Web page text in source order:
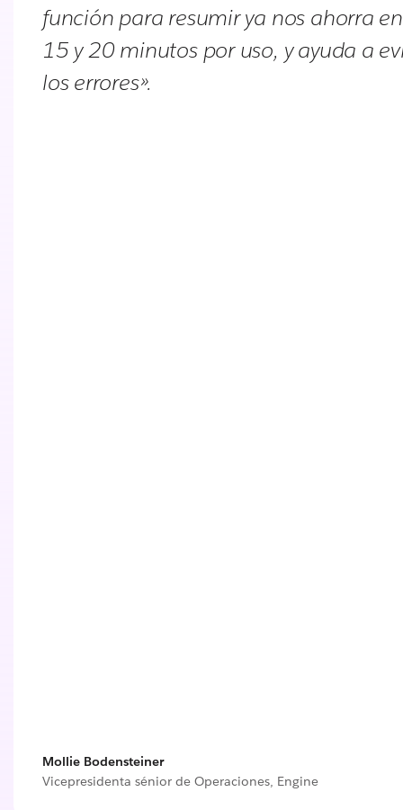
función para resumir ya nos ahorra
15 y 20 minutos por uso, y ayuda a
los errores».
Mollie Bodensteiner
Vicepresidenta sénior de Operaciones, Engine